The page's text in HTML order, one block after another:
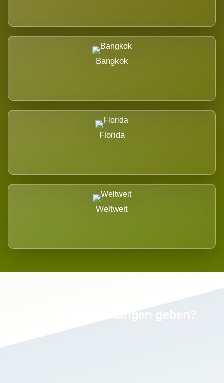
Bangkok
Florida
Weltweit
Wird es Auswirkungen geben?